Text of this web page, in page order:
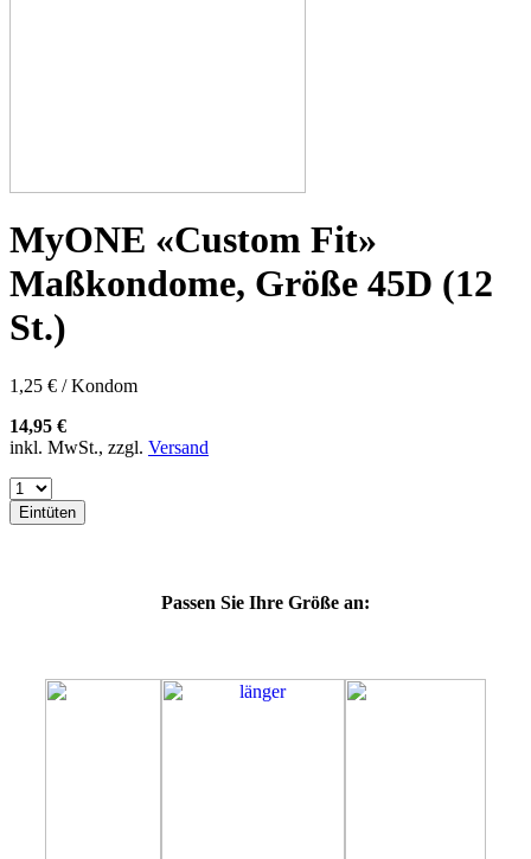
57G
57H
57K
60E
60F
60G
60J
60K
60L
64E
64K
64L
MyONE «Custom Fit»
Maßkondome, Größe 45D (12
St.)
1,25 € / Kondom
14,95 €
inkl. MwSt., zzgl. Versand
Eintüten
Passen Sie Ihre Größe an: